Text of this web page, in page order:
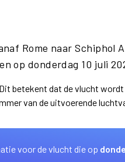
Rome naar Schiphol
op donderdag 10 juli
betekent dat de vlucht
van de uitvoerende
voor de vlucht die op